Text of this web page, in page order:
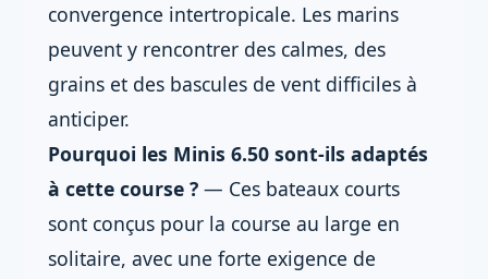
convergence intertropicale. Les marins
peuvent y rencontrer des calmes, des
grains et des bascules de vent difficiles à
anticiper.
Pourquoi les Minis 6.50 sont-ils adaptés
à cette course ? — Ces bateaux courts
sont conçus pour la course au large en
solitaire, avec une forte exigence de